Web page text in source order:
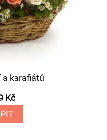
a karafiátů
Kč